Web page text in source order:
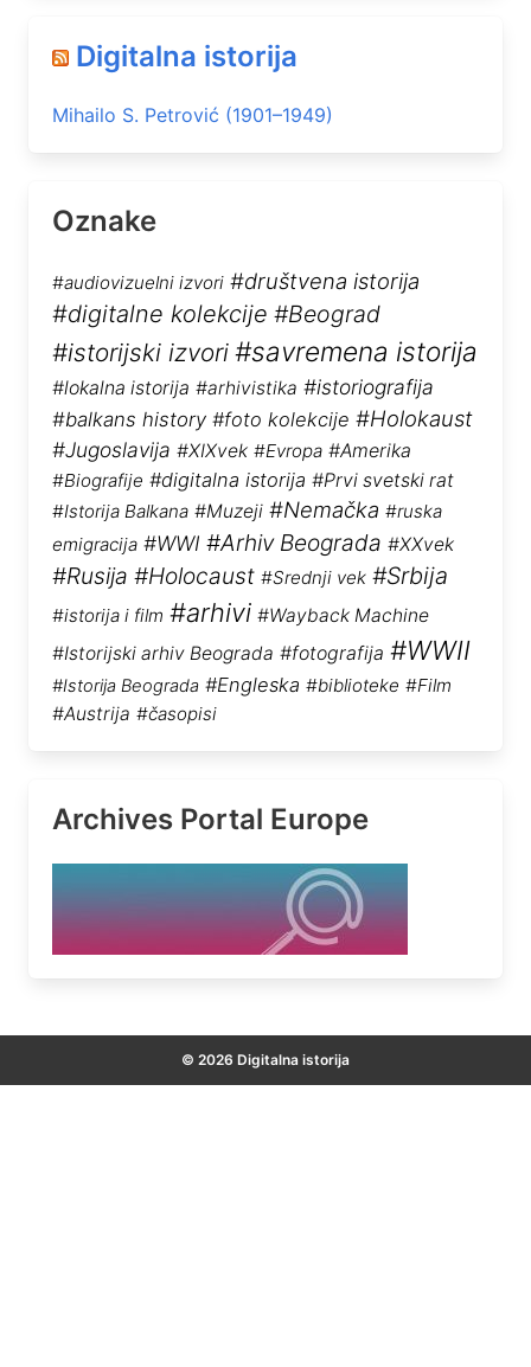
Digitalna istorija
Mihailo S. Petrović (1901–1949)
Oznake
#audiovizuelni izvori #društvena istorija
#digitalne kolekcije #Beograd
#istorijski izvori #savremena istorija
#lokalna istorija #arhivistika #istoriografija
#balkans history #foto kolekcije #Holokaust
#Jugoslavija #XIXvek #Evropa #Amerika
#Biografije #digitalna istorija #Prvi svetski rat
#Istorija Balkana #Muzeji #Nemačka #ruska
emigracija #WWI #Arhiv Beograda #XXvek
#Rusija #Holocaust #Srednji vek #Srbija
#istorija i film #arhivi #Wayback Machine
#Istorijski arhiv Beograda #fotografija #WWII
#Istorija Beograda #Engleska #biblioteke #Film
#Austrija #časopisi
Archives Portal Europe
© 2026 Digitalna istorija